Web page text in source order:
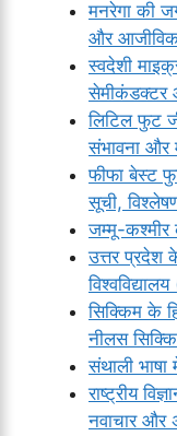
मनरेगा की
और
स्वदेशी
सेमीकंडक्टर
लिटिल फुट
संभावना और
फीफा बेस्ट
सूची,
जम्मू-कश्मीर
उत्तर प्रदेश
सिक्किम के
नीलस
संथाली
राष्ट्रीय
नवाचार और